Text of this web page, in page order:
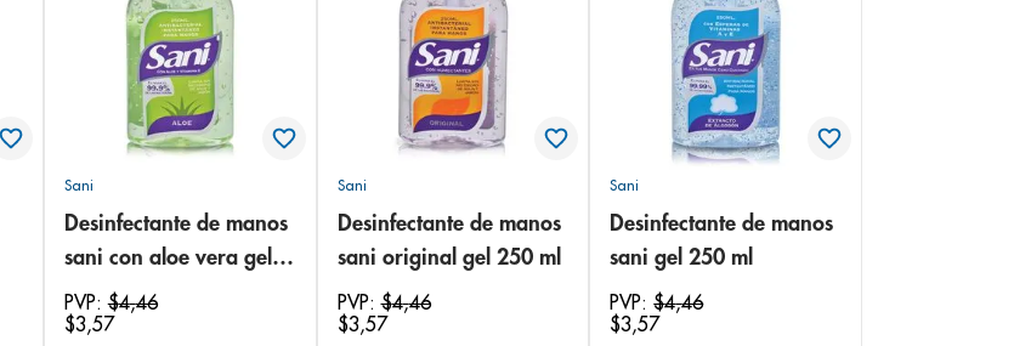
Sani
Desinfectante de manos
sani con aloe vera gel
250 ml
PVP:$4,46
$3,57
Sani
Desinfectante de manos
sani original gel 250 ml
PVP:$4,46
$3,57
Sani
Desinfectante de manos
sani gel 250 ml
PVP:$4,46
$3,57